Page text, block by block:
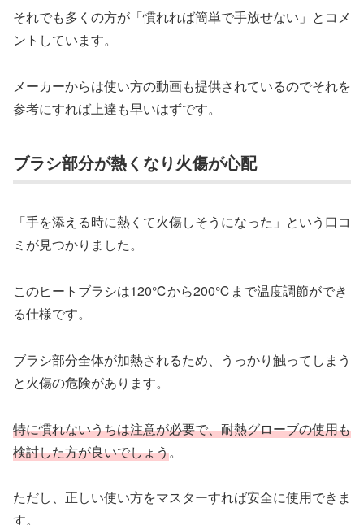
それでも多くの方が「慣れれば簡単で手放せない」とコメ
ントしています。
メーカーからは使い方の動画も提供されているのでそれを
参考にすれば上達も早いはずです。
ブラシ部分が熱くなり火傷が心配
「手を添える時に熱くて火傷しそうになった」という口コ
ミが見つかりました。
このヒートブラシは120℃から200℃まで温度調節ができ
る仕様です。
ブラシ部分全体が加熱されるため、うっかり触ってしまう
と火傷の危険があります。
特に慣れないうちは注意が必要で、耐熱グローブの使用も
検討した方が良いでしょう。
ただし、正しい使い方をマスターすれば安全に使用できま
す。